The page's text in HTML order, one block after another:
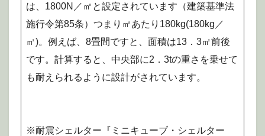
は、1800N／㎡と設定されています（建築基準法
施行令第85条）つまり㎡あたり180kg(180kg／
㎡)。例えば、8畳間ですと、面積は13．3㎡前後
です。計算すると、中央部に2．3tの重さを乗せて
も耐えられるように設計がされています。
※耐震シェルター『ミニキューブ・シェルター